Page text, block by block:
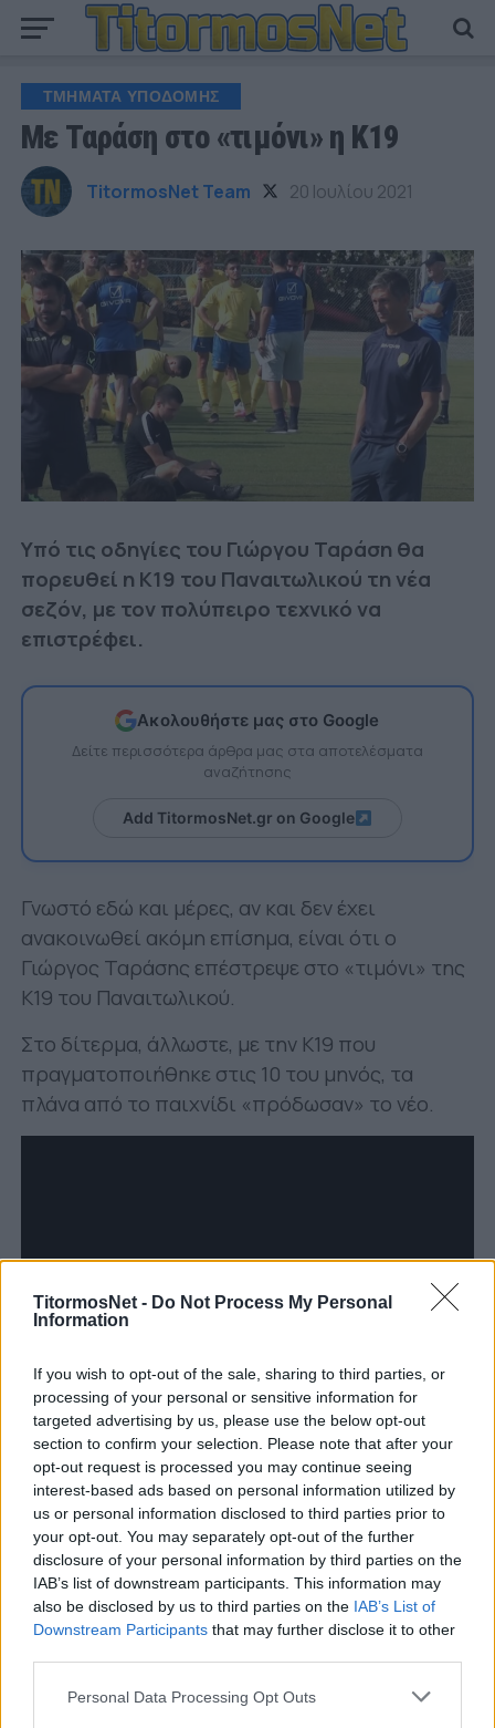
TitormosNet - Do Not Process My Personal
Information
If you wish to opt-out of the sale, sharing to third parties, or
processing of your personal or sensitive information for
targeted advertising by us, please use the below opt-out
section to confirm your selection. Please note that after your
opt-out request is processed you may continue seeing
interest-based ads based on personal information utilized by
us or personal information disclosed to third parties prior to
your opt-out. You may separately opt-out of the further
disclosure of your personal information by third parties on the
IAB’s list of downstream participants. This information may
also be disclosed by us to third parties on the IAB’s List of
Downstream Participants that may further disclose it to other
Personal Data Processing Opt Outs
ΤΜΗΜΑΤΑ ΥΠΟΔΟΜΗΣ
Με Ταράση στο «τιμόνι» η Κ19
TitormosNet Team 20 Ιουλίου 2021
Υπό τις οδηγίες του Γιώργου Ταράση θα
πορευθεί η Κ19 του Παναιτωλικού τη νέα
σεζόν, με τον πολύπειρο τεχνικό να
επιστρέφει.
Ακολουθήστε μας στο Google
Δείτε περισσότερα άρθρα μας στα αποτελέσματα
αναζήτησης
Add TitormosNet.gr on Google
Γνωστό εδώ και μέρες, αν και δεν έχει
ανακοινωθεί ακόμη επίσημα, είναι ότι ο
Γιώργος Ταράσης επέστρεψε στο «τιμόνι» της
Κ19 του Παναιτωλικού.
Στο δίτερμα, άλλωστε, με την Κ19 που
πραγματοποιήθηκε στις 10 του μηνός, τα
πλάνα από το παιχνίδι «πρόδωσαν» το νέο.